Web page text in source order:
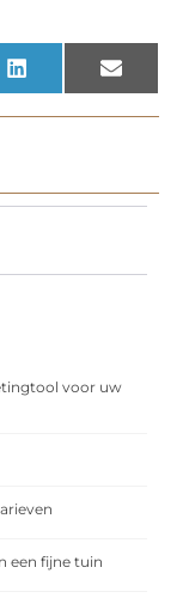
LinkedIn Email
voor uw
een fijne tuin